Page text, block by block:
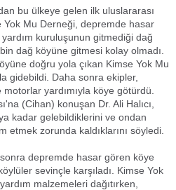
bu ülkeye gelen ilk uluslararası
Yok Mu Derneği, depremde hasar
kuruluşunun gitmediği dağ
dağ köyüne gitmesi kolay olmadı.
doğru yola çıkan Kimse Yok Mu
gidebildi. Daha sonra ekipler,
yardımıyla köye götürdü.
(Cihan) konuşan Dr. Ali Halıcı,
kadar gelebildiklerini ve ondan
etmek zorunda kaldıklarını söyledi.
depremde hasar gören köye
sevinçle karşıladı. Kimse Yok
malzemeleri dağıtırken,